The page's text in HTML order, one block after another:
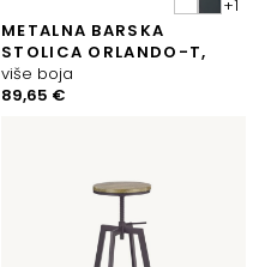
METALNA BARSKA
STOLICA ORLANDO-T,
više boja
89,65 €